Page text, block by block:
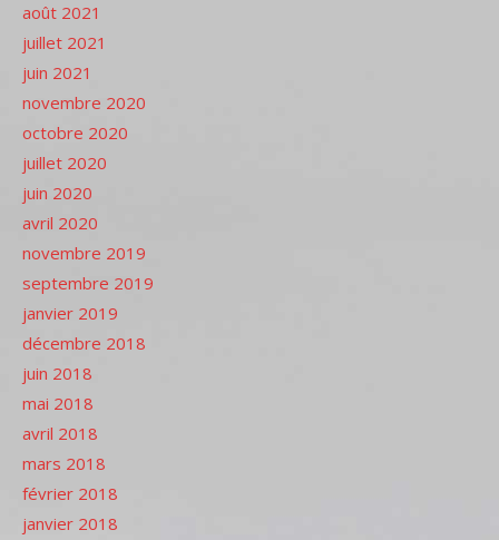
août 2021
juillet 2021
juin 2021
novembre 2020
octobre 2020
juillet 2020
juin 2020
avril 2020
novembre 2019
septembre 2019
janvier 2019
décembre 2018
juin 2018
mai 2018
avril 2018
mars 2018
février 2018
janvier 2018